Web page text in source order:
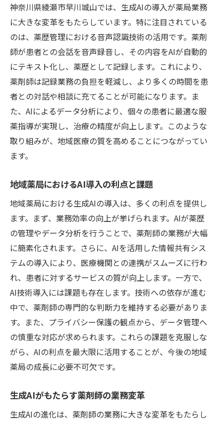
医療DXと生成AIの融合神奈川県綾瀬市早川城山
での取り組み
医療DX時代の薬剤師の役割
生成AIを活用した地域医療の発展
持続可能な医療体制に向けたAIの貢献
地域医療とAIの共存による相乗効果
AIと共に進化する医療DXの未来展望
綾瀬市早川城山での先進的医療DX事例
AIで強化される服薬指導の精度
患者データに基づく個別指導の実施
生成AIで実現する患者教育の革新
服薬指導におけるAIの具体的な利点
AIで変わる患者とのコミュニケーション
地域薬局での服薬指導改善事例
未来の薬局業務を支える生成AI神奈川県綾瀬市
早川城山の実践
生成AIがもたらす薬局業務の効率化
未来の薬局におけるAIの役割と展望
薬剤師の新しい働き方を支えるAI技術
生成AIによる業務改善の実績と効果
新しい薬局サービスの開発とAIの関係
神奈川県綾瀬市早川城山では、生成AIの導入が薬局業務
に大きな変革をもたらしています。特に注目されている
のは、薬歴管理における音声認識技術の活用です。薬剤
師が患者との会話を音声録音し、その内容をAIが自動的
にテキスト化し、薬歴として記録します。これにより、
薬剤師は記録業務の負担を軽減し、より多くの時間を患
者との対話や相談に充てることが可能になります。ま
た、AIによるデータ分析により、個々の患者に最適な服
薬指導が実現し、治療の精度が向上します。このような
取り組みが、地域医療の質を高めることにつながってい
ます。
地域薬局におけるAI導入の利点と課題
地域薬局における生成AIの導入は、多くの利点を提供し
ます。まず、業務効率の向上が挙げられます。AIが薬歴
の管理やデータ分析を行うことで、薬剤師の業務が大幅
に簡素化されます。さらに、AIを活用した情報共有シス
テムの導入により、医療機関との連携がスムーズに行わ
れ、患者に対するサービスの質が向上します。一方で、
AI技術導入には課題も存在します。技術への依存が進む
中で、薬剤師の専門的な判断力を維持する必要がありま
す。また、プライバシー保護の観点から、データ管理へ
の慎重な対応が求められます。これらの課題を克服しな
がら、AIの利点を最大限に活用することが、今後の地域
薬局の成長に必要不可欠です。
生成AIがもたらす薬剤師の業務変革
生成AIの進化は、薬剤師の業務に大きな変革をもたらし